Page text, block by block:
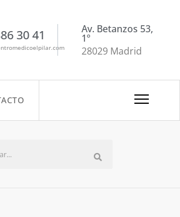
30 41 Av. Betanzos 53,
1º
28029 Madrid